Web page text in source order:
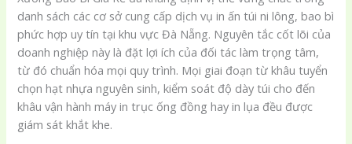
danh sách các cơ sở cung cấp dịch vụ in ấn túi ni lông, bao bì
phức hợp uy tín tại khu vực Đà Nẵng. Nguyên tắc cốt lõi của
doanh nghiệp này là đặt lợi ích của đối tác làm trọng tâm,
từ đó chuẩn hóa mọi quy trình. Mọi giai đoạn từ khâu tuyển
chọn hạt nhựa nguyên sinh, kiểm soát độ dày túi cho đến
khâu vận hành máy in trục ống đồng hay in lụa đều được
giám sát khắt khe.